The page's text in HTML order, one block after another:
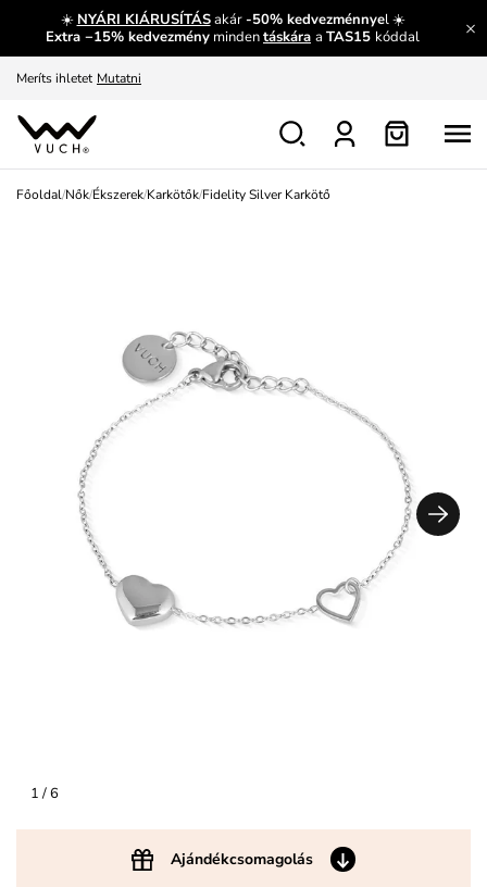
☀️ NYÁRI KIÁRUSÍTÁSakár-50% kedvezménnyel ☀️
Extra −15% kedvezmény mindentáskára a TAS15 kóddal
Meríts ihletet Mutatni
Ingyenes csere és visszaküldés
Főoldal/Nők/Ékszerek/Karkötők/Fidelity Silver Karkötő
1/ 6
Ajándékcsomagolás